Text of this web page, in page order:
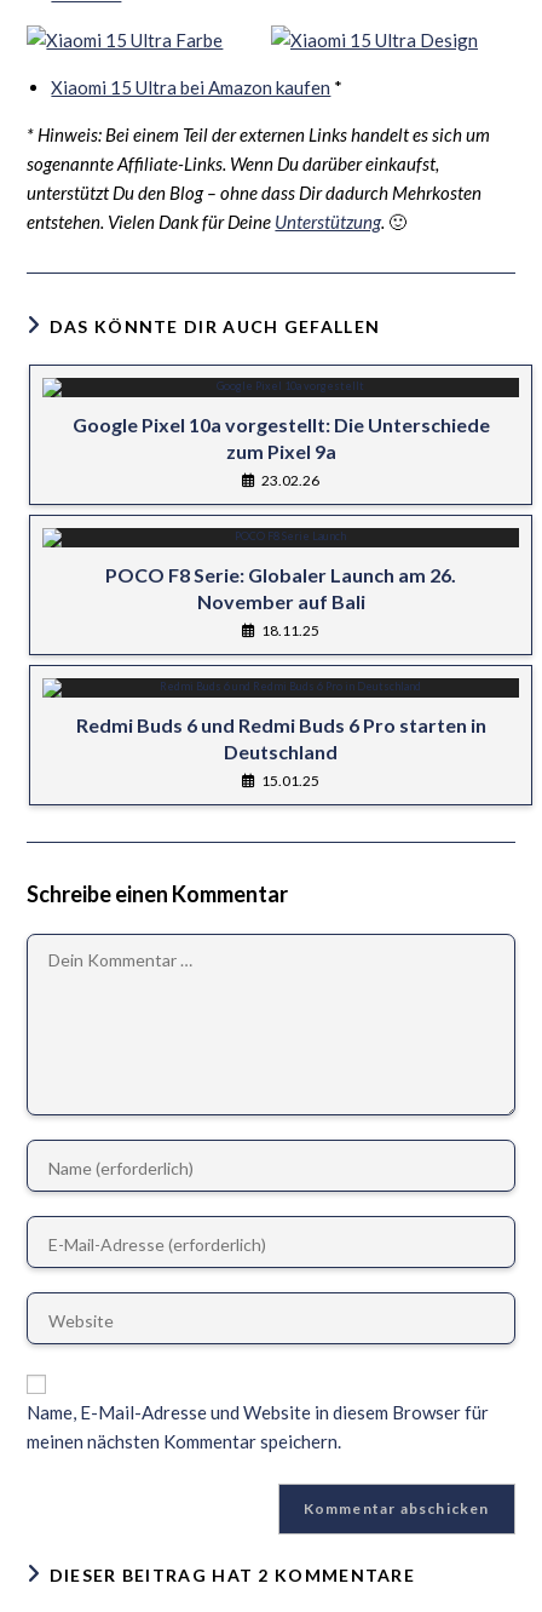
Xiaomi 15 Ultra bei Amazon kaufen *
* Hinweis: Bei einem Teil der externen Links handelt es sich um
sogenannte Affiliate-Links. Wenn Du darüber einkaufst,
unterstützt Du den Blog – ohne dass Dir dadurch Mehrkosten
entstehen. Vielen Dank für Deine Unterstützung. 🙂
DAS KÖNNTE DIR AUCH GEFALLEN
Google Pixel 10a vorgestellt: Die Unterschiede
zum Pixel 9a
23.02.26
POCO F8 Serie: Globaler Launch am 26.
November auf Bali
18.11.25
Redmi Buds 6 und Redmi Buds 6 Pro starten in
Deutschland
15.01.25
Schreibe einen Kommentar
Name, E-Mail-Adresse und Website in diesem Browser für
meinen nächsten Kommentar speichern.
DIESER BEITRAG HAT 2 KOMMENTARE